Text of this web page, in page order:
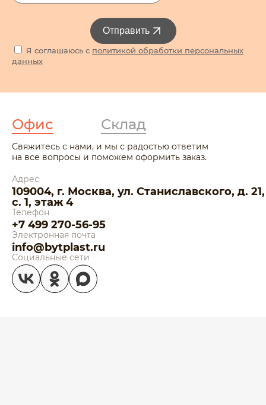
Я соглашаюсь с политикой обработки персональных
данных
Отправить
Офис Склад
Свяжитесь с нами, и мы с радостью ответим
на все вопросы и поможем оформить заказ.
Адрес
109004, г. Москва, ул. Станиславского, д. 21,
с. 1, этаж 4
Телефон
+7 499 270-56-95
Электронная почта
info@bytplast.ru
Социальные сети